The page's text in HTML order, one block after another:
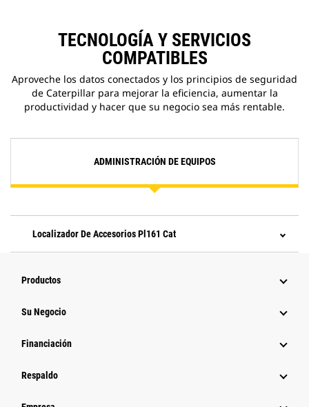
TECNOLOGÍA Y SERVICIOS
COMPATIBLES
Aproveche los datos conectados y los principios de seguridad
de Caterpillar para mejorar la eficiencia, aumentar la
productividad y hacer que su negocio sea más rentable.
ADMINISTRACIÓN DE EQUIPOS
Localizador De Accesorios Pl161 Cat
Productos
Su Negocio
Financiación
Respaldo